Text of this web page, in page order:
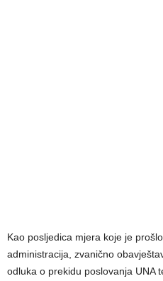
Kao posljedica mjera koje je
administracija, zvanično
odluka o prekidu poslovanja UNA